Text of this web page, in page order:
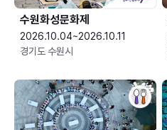
수원화성문화제
2026.10.04~2026.10.11
경기도 수원시